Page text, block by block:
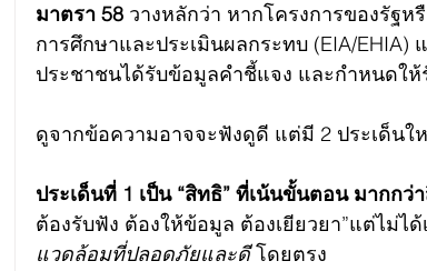
มาตรา 58 วางหลักว่า หากโครงการของรัฐ
การศึกษาและประเมินผลกระทบ (EIA/
ประชาชนได้รับข้อมูลคำชี้แจง และกำหนดให้
ดูจากข้อความอาจจะฟังดูดี แต่มี 2 ประเด็นใ
ประเด็นที่ 1 เป็น “สิทธิ” ที่เน้นขั้นตอน มากกว่
ต้องรับฟัง ต้องให้ข้อมูล ต้องเยียวยา”แต่ไม่ไ
แวดล้อมที่ปลอดภัยและดี โดยตรง